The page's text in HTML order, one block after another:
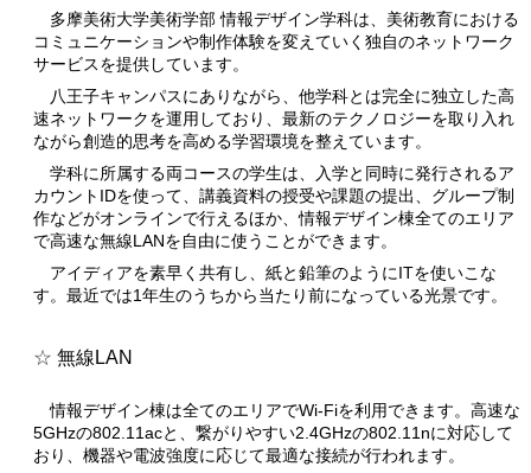
多摩美術大学美術学部 情報デザイン学科は、美術教育における
コミュニケーションや制作体験を変えていく独自のネットワーク
サービスを提供しています。
八王子キャンパスにありながら、他学科とは完全に独立した高
速ネットワークを運用しており、最新のテクノロジーを取り入れ
ながら創造的思考を高める学習環境を整えています。
学科に所属する両コースの学生は、入学と同時に発行されるア
カウントIDを使って、講義資料の授受や課題の提出、グループ制
作などがオンラインで行えるほか、情報デザイン棟全てのエリア
で高速な無線LANを自由に使うことができます。
アイディアを素早く共有し、紙と鉛筆のようにITを使いこな
す。最近では1年生のうちから当たり前になっている光景です。
無線LAN
情報デザイン棟は全てのエリアでWi-Fiを利用できます。高速な
5GHzの802.11acと、繋がりやすい2.4GHzの802.11nに対応して
おり、機器や電波強度に応じて最適な接続が行われます。